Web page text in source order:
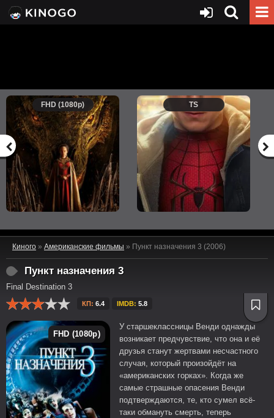
FHD (1080p) TS
Киного » Американские фильмы » Пункт назначения 3 (2006)
Пункт назначения 3
Final Destination 3
КП: 6.4 IMDB: 5.8
FHD (1080p)
У старшеклассницы Венди однажды
возникает предчувствие, что она и её
друзья станут жертвами несчастного
случая, который произойдёт на
«американских горках». Когда же
самые страшные опасения Венди
подтверждаются, те, кто сумел всё-
таки обмануть смерть, теперь